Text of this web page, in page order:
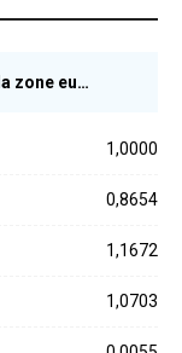
euro
1,0000
0,8654
1,1672
1,0703